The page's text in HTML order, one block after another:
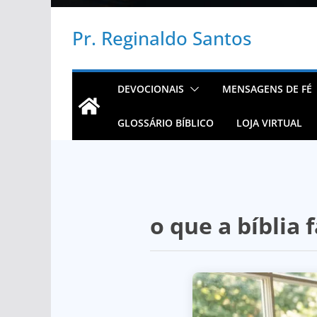
Pr. Reginaldo Santos
DEVOCIONAIS MENSAGENS DE FÉ
GLOSSÁRIO BÍBLICO LOJA VIRTUAL
o que a bíblia